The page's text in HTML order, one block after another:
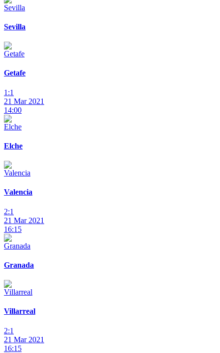
Sevilla
Getafe
1:1
21 Mar 2021
14:00
Elche
Valencia
2:1
21 Mar 2021
16:15
Granada
Villarreal
2:1
21 Mar 2021
16:15